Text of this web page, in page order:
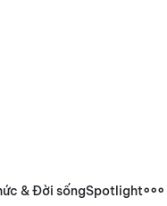
& Đời sốngSpotlight